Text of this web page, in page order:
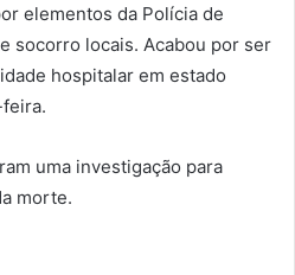
elementos da Polícia de
socorro locais. Acabou por ser
hospitalar em estado
uma investigação para
morte.